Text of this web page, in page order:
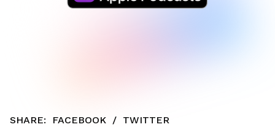
SHARE: FACEBOOK / TWITTER